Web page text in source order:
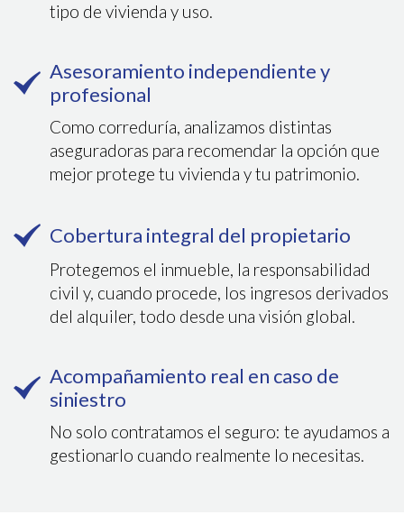
tipo de vivienda y uso.
Asesoramiento independiente y
profesional
Como correduría, analizamos distintas
aseguradoras para recomendar la opción que
mejor protege tu vivienda y tu patrimonio.
Cobertura integral del propietario
Protegemos el inmueble, la responsabilidad
civil y, cuando procede, los ingresos derivados
del alquiler, todo desde una visión global.
Acompañamiento real en caso de
siniestro
No solo contratamos el seguro: te ayudamos a
gestionarlo cuando realmente lo necesitas.